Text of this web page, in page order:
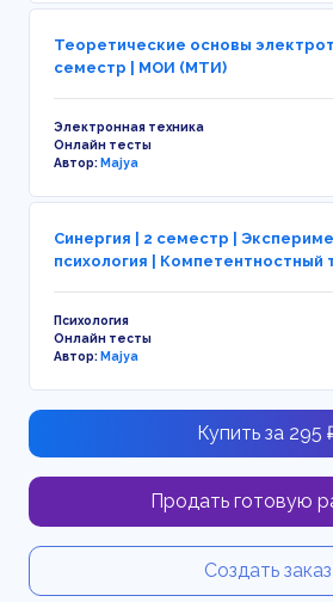
Теоретические основы
семестр | МОИ (МТИ)
Электронная техника
Онлайн тесты
Автор:Majya
Синергия | 2 семестр |
психология | Компетентностный
Психология
Онлайн тесты
Автор:Majya
Купить за 295
Продать готовую
Создать заказ